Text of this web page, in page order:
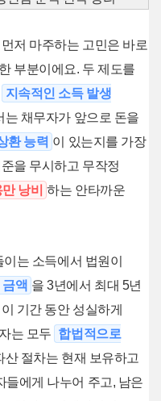
저 마주하는 고민은 바로
부분이에요. 두 제도를
지속적인 소득 발생
는 채무자가 앞으로 돈을
환 능력 이 있는지를 가장
을 무시하고 무작정
낭비
하는 안타까운
는 소득에서 법원이
액 을 3년에서 최대 5년
기간 동안 성실하게
는 모두 합법적으로
산 절차는 현재 보유하고
들에게 나누어 주고, 남은